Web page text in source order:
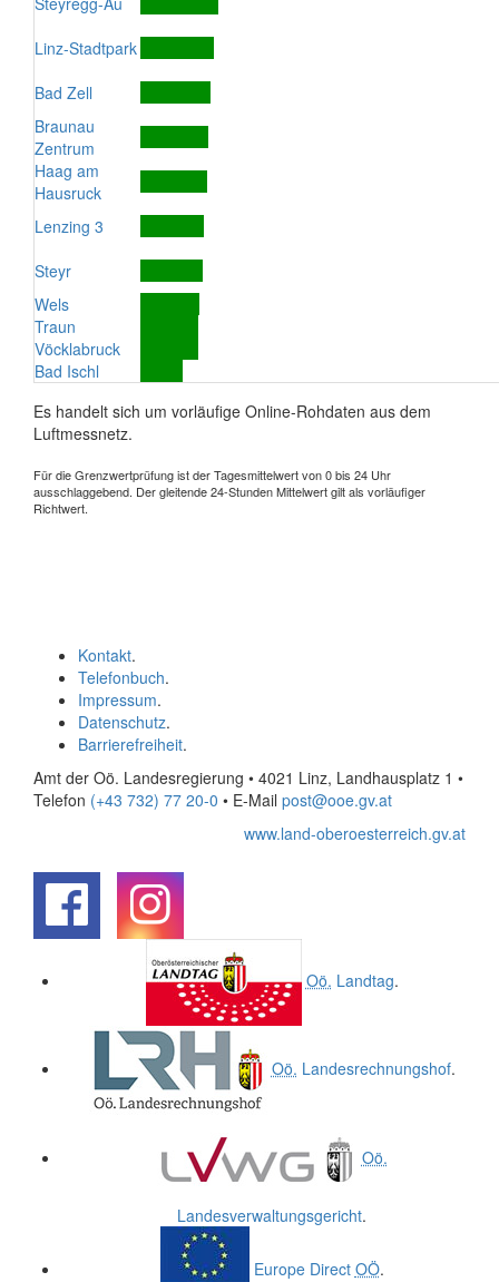
Linz-Stadtpark
Bad Zell
Braunau
Zentrum
Haag am
Hausruck
Lenzing 3
Steyr
Wels
Traun
Vöcklabruck
Bad Ischl
Es handelt sich um vorläufige Online-Rohdaten aus dem
Luftmessnetz.
Für die Grenzwertprüfung ist der Tagesmittelwert von 0 bis 24 Uhr
ausschlaggebend. Der gleitende 24-Stunden Mittelwert gilt als vorläufiger
Richtwert.
Kontakt.
Telefonbuch.
Impressum.
Datenschutz.
Barrierefreiheit.
Amt der Oö. Landesregierung • 4021 Linz, Landhausplatz 1 •
Telefon (+43 732) 77 20-0 • E-Mail post@ooe.gv.at
www.land-oberoesterreich.gv.at
Oö. Landtag.
Oö. Landesrechnungshof.
Oö.
Landesverwaltungsgericht.
Europe Direct OÖ.